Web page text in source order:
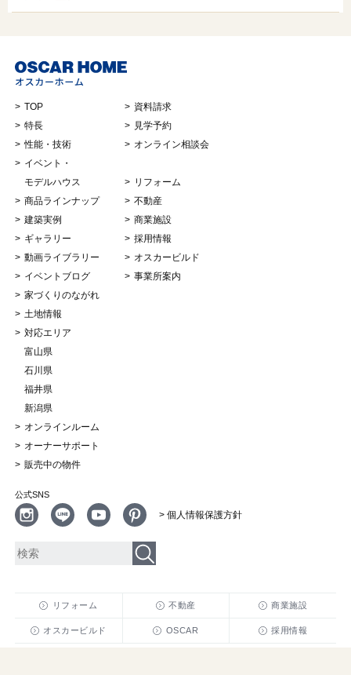
TOP
特長
性能・技術
イベント・
モデルハウス
商品ラインナップ
建築実例
ギャラリー
動画ライブラリー
イベントブログ
家づくりのながれ
土地情報
対応エリア
富山県
石川県
福井県
新潟県
オンラインルーム
オーナーサポート
販売中の物件
資料請求
見学予約
オンライン相談会
リフォーム
不動産
商業施設
採用情報
オスカービルド
事業所案内
公式SNS
> 個人情報保護方針
リフォーム 不動産 商業施設
オスカービルド OSCAR 採用情報